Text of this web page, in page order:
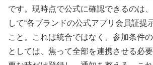
です。現時点で公式に確認できるのは
して“各ブランドの公式アプリ会員証提
こと。これは統合ではなく、参加条件
としては、焦って全部を連携させる必